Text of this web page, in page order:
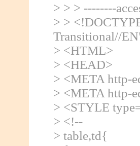
> > > --------
> >
Transitional//
> <HTML>
> <HEAD>
> <META http-
> <META http-
> <STYLE
> <!--
> table,td{